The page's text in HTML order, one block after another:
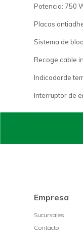
Potencia: 750
Placas
Sistema de
Recoge cable
Indicadorde
Interruptor de
Empresa
Sucursales
Contacto